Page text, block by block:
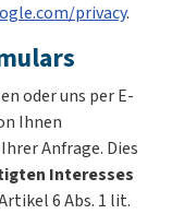
privacy.
oder uns per E-
Ihnen
Anfrage. Dies
Interesses
6 Abs. 1 lit.